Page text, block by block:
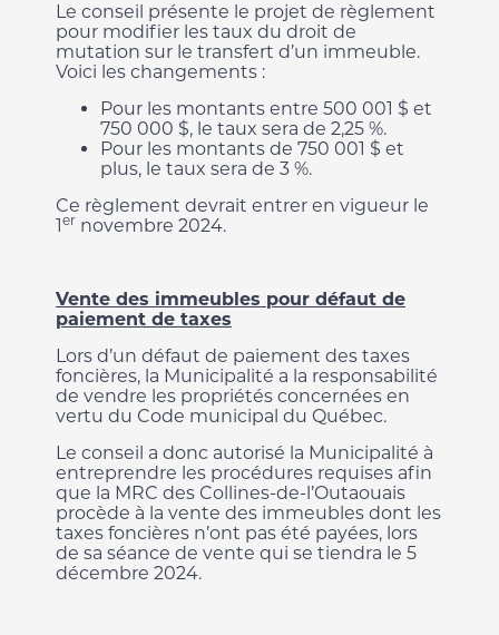
Le conseil présente le projet de règlement
pour modifier les taux du droit de
mutation sur le transfert d’un immeuble.
Voici les changements :
Pour les montants entre 500 001 $ et
750 000 $, le taux sera de 2,25 %.
Pour les montants de 750 001 $ et
plus, le taux sera de 3 %.
Ce règlement devrait entrer en vigueur le
1er novembre 2024.
Vente des immeubles pour défaut de
paiement de taxes
Lors d’un défaut de paiement des taxes
foncières, la Municipalité a la responsabilité
de vendre les propriétés concernées en
vertu du Code municipal du Québec.
Le conseil a donc autorisé la Municipalité à
entreprendre les procédures requises afin
que la MRC des Collines-de-l’Outaouais
procède à la vente des immeubles dont les
taxes foncières n’ont pas été payées, lors
de sa séance de vente qui se tiendra le 5
décembre 2024.